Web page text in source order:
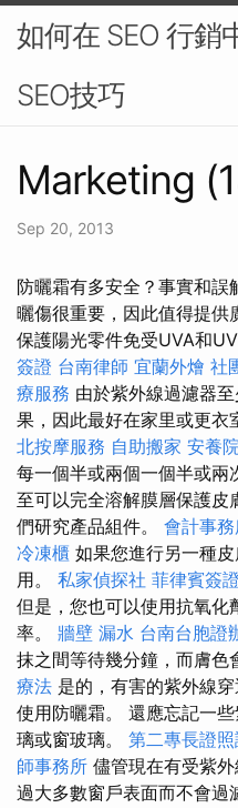
如何在 SEO 行銷
SEO技巧
Marketing
Sep 20, 2013
防曬霜有多安全？事實和
曬傷很重要，因此值得提供
保護陽光零件免受UVA和
簽證 台南律師 宜蘭外燴 社
療服務 由於紫外線過濾器
果，因此最好在家里或更衣
北按摩服務 自助搬家 安養
每一個半或兩個一個半或兩
至可以完全溶解膜層保護
們研究產品組件。 會計事
冷凍櫃 如果您進行另一種
用。 私家偵探社 菲律賓簽證
但是，您也可以使用抗氧化
率。 牆壁 漏水 台南台胞證
抹之間等待幾分鐘，而膚色
療法 是的，有害的紫外線
使用防曬霜。 還應忘記一
璃或窗玻璃。 第二專長證
師事務所 儘管現在有受紫
過大多數窗戶表面而不會過